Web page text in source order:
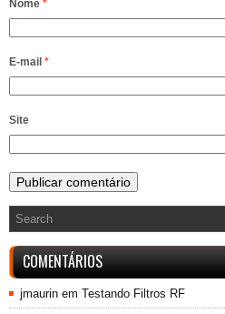
Nome *
E-mail *
Site
COMENTÁRIOS
jmaurin em Testando Filtros RF